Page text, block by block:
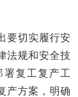
要切实履行安
法规和安全技
复工复产工
产方案，明确